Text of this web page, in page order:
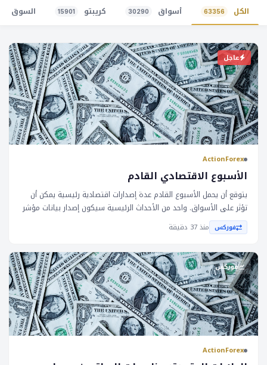
الكل 63356 أسواق 30290 كريبتو 15901 السوق
عاجل
ActionForex
الأسبوع الاقتصادي القادم
يتوقع أن يحمل الأسبوع القادم عدة إصدارات اقتصادية رئيسية يمكن أن
تؤثر على الأسواق. واحد من الأحداث الرئيسية سيكون إصدار بيانات مؤشر
الأسعار الاستهلاكي (__) لشهر يوليو، الذي من المتوقع أن يظهر زيادة
معتدلة في التضخم. بالإضافة إلى ذلك، من المتوقع أن ترتفع الإنفاق
تحت الضغط بسبب ارتفاع أسعار الفائدة على القروض العقارية. في
أستراليا، من المتوقع أن تحتفظ بنك الاحتياطي الأسترالي (__) بأسعار
الفائدة دون تغيير مع الحفاظ على موقف متحفز. تعد هذه المؤشرات
الاقتصادية حاسمة للأسواق لأنها يمكن أن تؤثر على قرارات السياسة
النقدية وتؤثر على قيم العملات. زيادة معتدلة في __ يمكن أن تؤدي إلى
انخفاض في قيمة العملات إذا أشار إلى تباطؤ في النمو الاقتصادي. من
ناحية أخرى، يمكن أن يؤدي ارتفاع الإنفاق التجزئي إلى تعزيز الاقتصاد
وزيادة قيمة العملات. يمكن أن يؤثر قرار __ بتحديد أسعار الفائدة دون
فوركس منذ 37 دقيقة
فوركس
ActionForex